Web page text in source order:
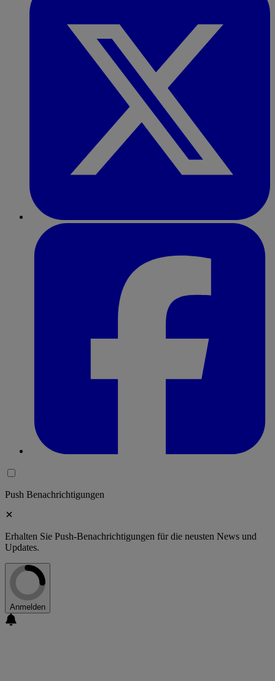
Push Benachrichtigungen
Erhalten Sie Push-Benachrichtigungen für die neusten News und
Updates.
Anmelden